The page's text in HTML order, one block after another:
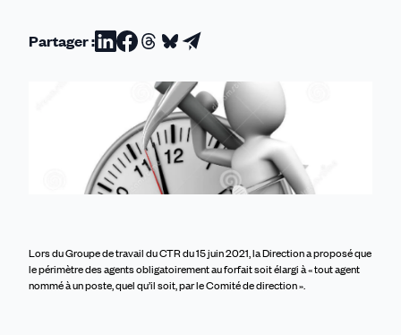
Partager :Partager
Linkedin
Partager
Facebook
Partager
sur
Threads
Partager
sur
Bluesky
Partager
par
email
Lors du Groupe de travail du CTR du 15 juin2021, la Direction a proposé que
le périmètre desagentsobligatoirement au forfaitsoit élargi à « tout agent
nommé à un poste, quel qu’il soit, par le Comité de direction ».